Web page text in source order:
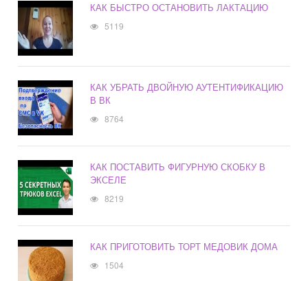
КАК БЫСТРО ОСТАНОВИТЬ ЛАКТАЦИЮ
5119
КАК УБРАТЬ ДВОЙНУЮ АУТЕНТИФИКАЦИЮ
В ВК
8764
КАК ПОСТАВИТЬ ФИГУРНУЮ СКОБКУ В
ЭКСЕЛЕ
8219
КАК ПРИГОТОВИТЬ ТОРТ МЕДОВИК ДОМА
1504